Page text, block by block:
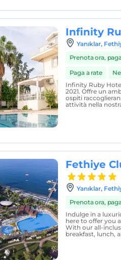
Infinity
Yanıklar,
Prenota ora,
Paga a rate
Infinity Ruby
2021. Offre un
ospiti
attività nella
Fethiye
Yanıklar,
Prenota ora,
Indulge in a
here to offer you
With our all-
breakfast, lunch,